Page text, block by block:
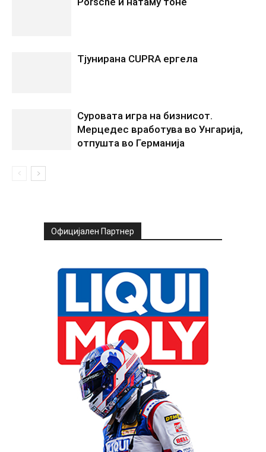
Tјунирана CUPRA ергела
Суровата игра на бизнисот.
Мерцедес вработува во Унгарија,
отпушта во Германија
Официјален Партнер